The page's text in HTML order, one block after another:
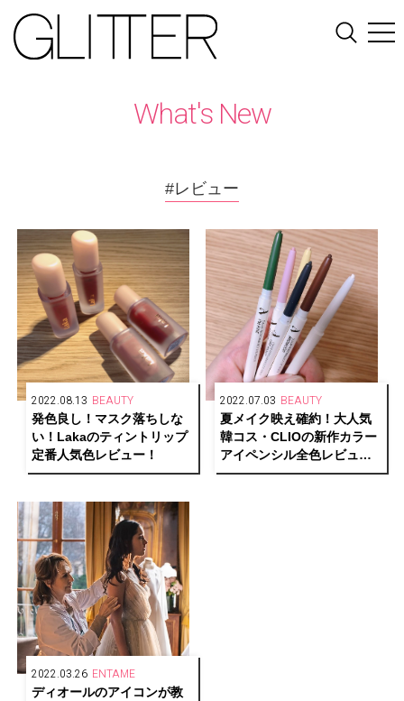
What's New
#レビュー
2022.08.13 BEAUTY
発色良し！マスク落ちしな
い！Lakaのティントリップ
定番人気色レビュー！
2022.07.03 BEAUTY
夏メイク映え確約！大人気
韓コス・CLIOの新作カラー
アイペンシル全色レビュ
ー！
2022.03.26 ENTAME
ディオールのアイコンが教